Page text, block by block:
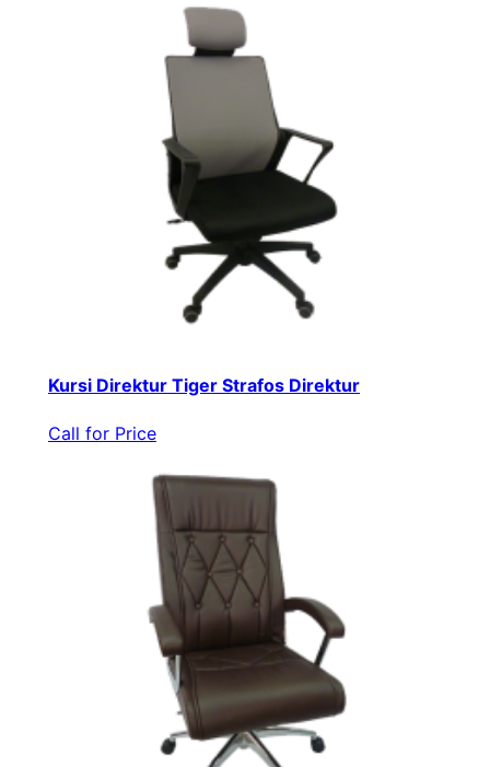
Kursi Direktur Tiger Strafos Direktur
Call for Price